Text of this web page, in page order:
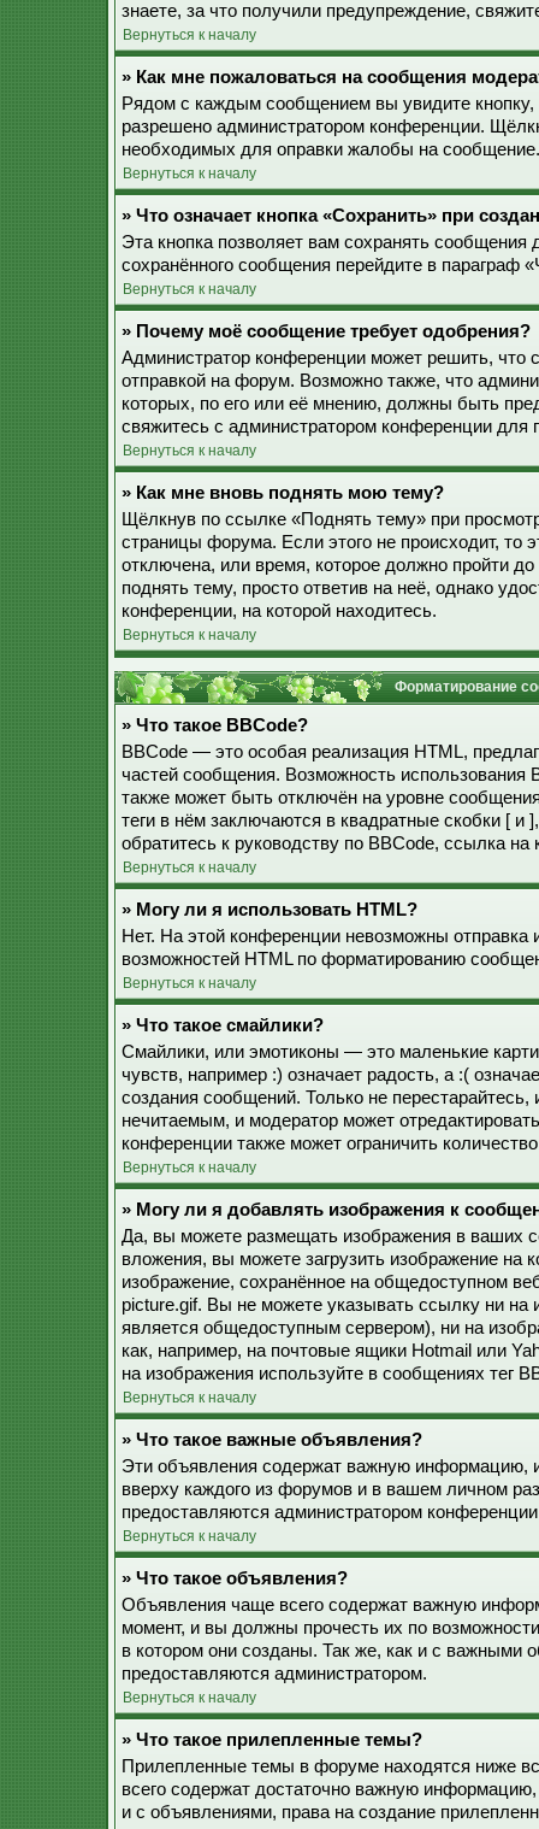
знаете, за что получили предупреждение,
Вернуться к началу
» Как мне пожаловаться на сообщения
Рядом с каждым сообщением вы увидите
разрешено администратором конференции.
необходимых для оправки жалобы на сообщение.
Вернуться к началу
» Что означает кнопка «Сохранить» при
Эта кнопка позволяет вам сохранять сообщения
сохранённого сообщения перейдите в параграф
Вернуться к началу
» Почему моё сообщение требует одобрения?
Администратор конференции может решить, что
отправкой на форум. Возможно также, что
которых, по его или её мнению, должны быть
свяжитесь с администратором конференции
Вернуться к началу
» Как мне вновь поднять мою тему?
Щёлкнув по ссылке «Поднять тему» при
страницы форума. Если этого не происходит, то
отключена, или время, которое должно пройти
поднять тему, просто ответив на неё, однако
конференции, на которой находитесь.
Вернуться к началу
Форматирование
» Что такое BBCode?
BBCode — это особая реализация HTML,
частей сообщения. Возможность использования
также может быть отключён на уровне
теги в нём заключаются в квадратные скобки [
обратитесь к руководству по BBCode, ссылка
Вернуться к началу
» Могу ли я использовать HTML?
Нет. На этой конференции невозможны
возможностей HTML по форматированию
Вернуться к началу
» Что такое смайлики?
Смайлики, или эмотиконы — это маленькие
чувств, например :) означает радость, а :(
создания сообщений. Только не
нечитаемым, и модератор может
конференции также может ограничить
Вернуться к началу
» Могу ли я добавлять изображения к
Да, вы можете размещать изображения в ваших
вложения, вы можете загрузить изображение
изображение, сохранённое на общедоступном
picture.gif. Вы не можете указывать ссылку ни
является общедоступным сервером), ни на
как, например, на почтовые ящики Hotmail или
на изображения используйте в сообщениях тег
Вернуться к началу
» Что такое важные объявления?
Эти объявления содержат важную информацию,
вверху каждого из форумов и в вашем личном
предоставляются администратором
Вернуться к началу
» Что такое объявления?
Объявления чаще всего содержат важную
момент, и вы должны прочесть их по
в котором они созданы. Так же, как и с важными
предоставляются администратором.
Вернуться к началу
» Что такое прилепленные темы?
Прилепленные темы в форуме находятся ниже
всего содержат достаточно важную
и с объявлениями, права на создание